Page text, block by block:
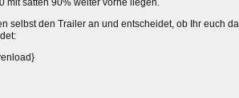
mit satten 90% weiter vorne liegen.
selbst den Trailer an und entscheidet, ob Ihr euch